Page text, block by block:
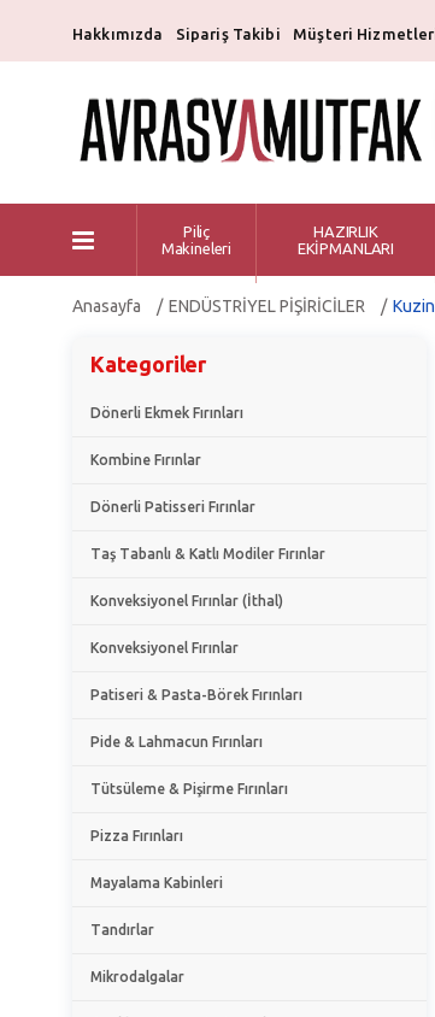
Hakkımızda Sipariş Takibi Müşteri
Piliç
Makineleri
HAZIRLIK
EKİPMANLARI
Anasayfa ENDÜSTRİYEL PİŞİRİCİLER
Kategoriler
Dönerli Ekmek Fırınları
Kombine Fırınlar
Dönerli Patisseri Fırınlar
Taş Tabanlı & Katlı Modiler Fırınlar
Konveksiyonel Fırınlar (İthal)
Konveksiyonel Fırınlar
Patiseri & Pasta-Börek Fırınları
Pide & Lahmacun Fırınları
Tütsüleme & Pişirme Fırınları
Pizza Fırınları
Mayalama Kabinleri
Tandırlar
Mikrodalgalar